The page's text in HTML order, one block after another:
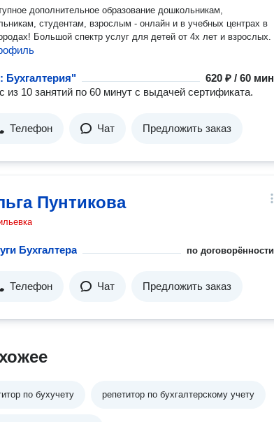
дополнительное образование дошкольникам,
студентам, взрослым - онлайн и в учебных центрах в
Большой спектр услуг для детей от 4х лет и взрослых.
Бухгалтерия"
620 ₽ / 60 мин
из 10 занятий по 60 минут с выдачей сертификата.
Телефон Чат Предложить заказ
Пунтикова
Бухгалтера по договорённости
Телефон Чат Предложить заказ
по бухучету репетитор по бухгалтерскому учету